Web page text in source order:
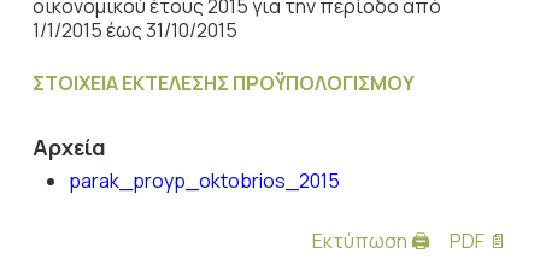
οικονομικού έτους 2015 για την περίοδο από
1/1/2015 έως 31/10/2015
ΣΤΟΙΧΕΙΑ ΕΚΤΕΛΕΣΗΣ ΠΡΟΫΠΟΛΟΓΙΣΜΟΥ
Αρχεία
parak_proyp_oktobrios_2015
Εκτύπωση 🖨 PDF 📄